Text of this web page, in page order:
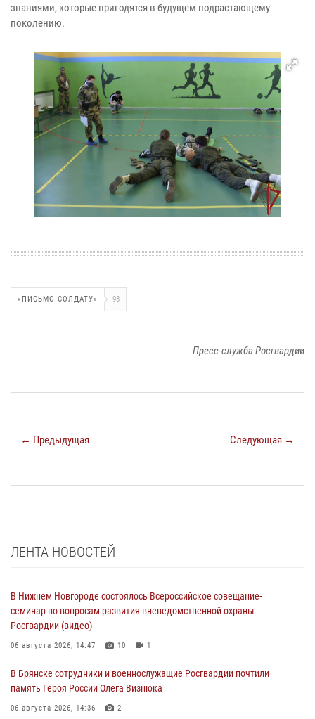
знаниями, которые пригодятся в будущем подрастающему
поколению.
«ПИСЬМО СОЛДАТУ» 93
Пресс-служба Росгвардии
← Предыдущая Следующая →
ЛЕНТА НОВОСТЕЙ
В Нижнем Новгороде состоялось Всероссийское совещание-
семинар по вопросам развития вневедомственной охраны
Росгвардии (видео)
06 августа 2026, 14:47 10 1
В Брянске сотрудники и военнослужащие Росгвардии почтили
память Героя России Олега Визнюка
06 августа 2026, 14:36 2